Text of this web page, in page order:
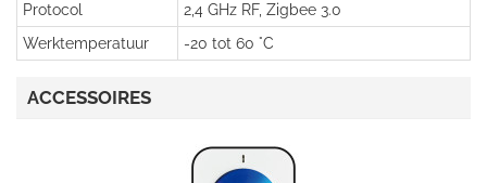
Protocol
2,4 GHz RF, Zigbee 3.0
Werktemperatuur
-20 tot 60 °C
ACCESSOIRES